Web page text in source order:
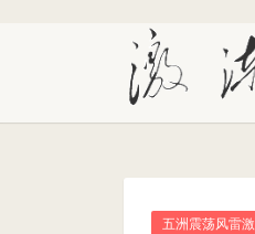
五洲震荡风雷激